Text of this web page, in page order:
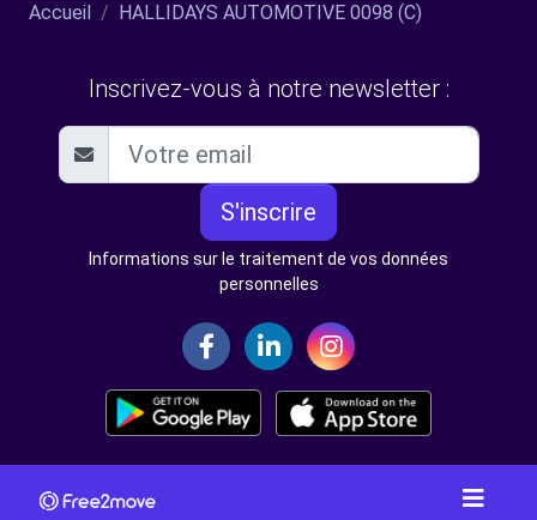
Accueil HALLIDAYS AUTOMOTIVE 0098 (C)
Inscrivez-vous à notre newsletter :
S'inscrire
Informations sur le traitement de vos données
personnelles